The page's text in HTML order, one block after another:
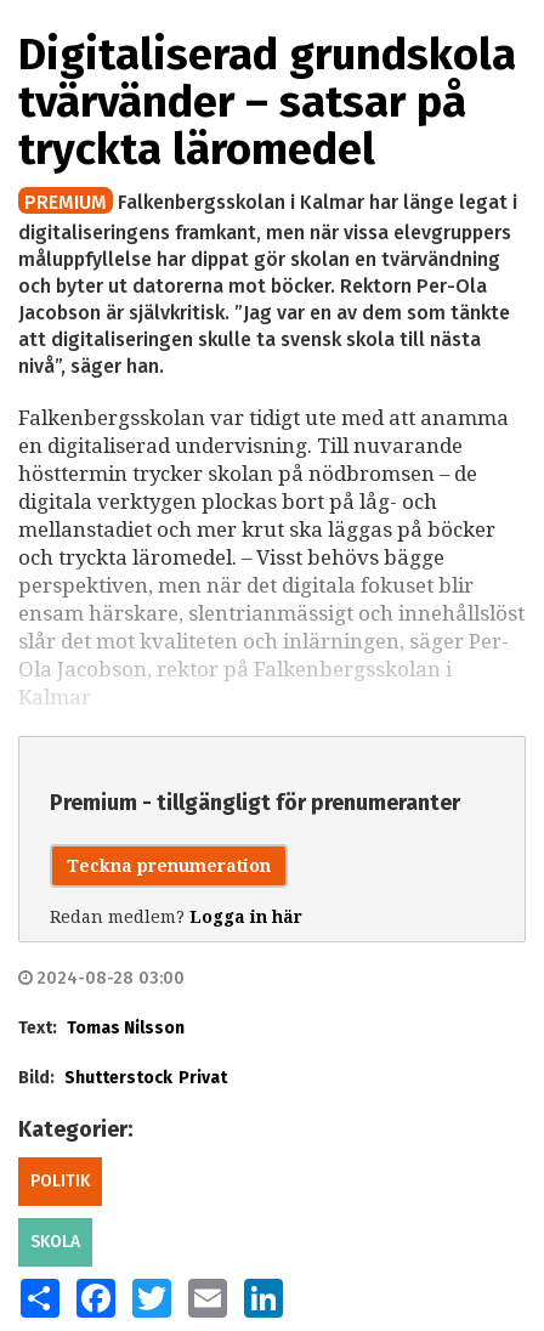
Digitaliserad grundskola
tvärvänder – satsar på
tryckta läromedel
PREMIUM Falkenbergsskolan i Kalmar har länge legat i
digitaliseringens framkant, men när vissa elevgruppers
måluppfyllelse har dippat gör skolan en tvärvändning
och byter ut datorerna mot böcker. Rektorn Per-Ola
Jacobson är självkritisk. ”Jag var en av dem som tänkte
att digitaliseringen skulle ta svensk skola till nästa
nivå”, säger han.
Falkenbergsskolan var tidigt ute med att anamma
en digitaliserad undervisning. Till nuvarande
hösttermin trycker skolan på nödbromsen – de
digitala verktygen plockas bort på låg- och
mellanstadiet och mer krut ska läggas på böcker
och tryckta läromedel. – Visst behövs bägge
perspektiven, men när det digitala fokuset blir
ensam härskare, slentrianmässigt och innehållslöst
slår det mot kvaliteten och inlärningen, säger Per-
Ola Jacobson, rektor på Falkenbergsskolan i
Kalmar
Premium - tillgängligt för prenumeranter
Teckna prenumeration
Redan medlem? Logga in här
2024-08-28 03:00
Text: Tomas Nilsson
Bild: Shutterstock Privat
Kategorier:
POLITIK
SKOLA
SHARE FACEBOOKTWITTER EMAIL